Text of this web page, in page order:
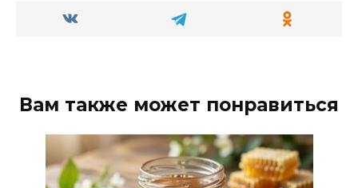
Вам также может понравиться